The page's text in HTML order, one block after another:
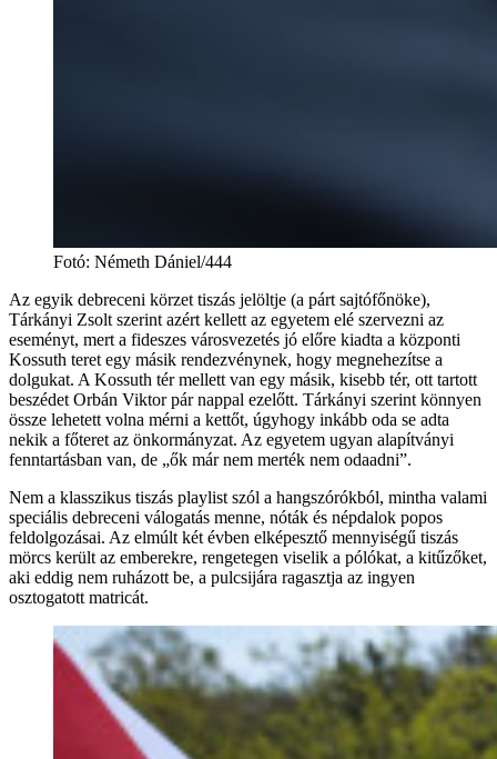
Fotó: Németh Dániel/444
Az egyik debreceni körzet tiszás jelöltje (a párt sajtófőnöke),
Tárkányi Zsolt szerint azért kellett az egyetem elé szervezni az
eseményt, mert a fideszes városvezetés jó előre kiadta a központi
Kossuth teret egy másik rendezvénynek, hogy megnehezítse a
dolgukat. A Kossuth tér mellett van egy másik, kisebb tér, ott tartott
beszédet Orbán Viktor pár nappal ezelőtt. Tárkányi szerint könnyen
össze lehetett volna mérni a kettőt, úgyhogy inkább oda se adta
nekik a főteret az önkormányzat. Az egyetem ugyan alapítványi
fenntartásban van, de „ők már nem merték nem odaadni”.
Nem a klasszikus tiszás playlist szól a hangszórókból, mintha valami
speciális debreceni válogatás menne, nóták és népdalok popos
feldolgozásai. Az elmúlt két évben elképesztő mennyiségű tiszás
mörcs került az emberekre, rengetegen viselik a pólókat, a kitűzőket,
aki eddig nem ruházott be, a pulcsijára ragasztja az ingyen
osztogatott matricát.